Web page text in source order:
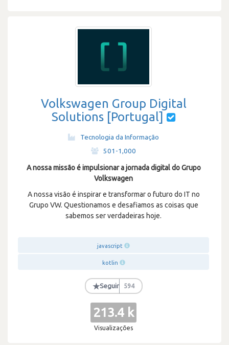
Volkswagen Group Digital
Solutions [Portugal]
Tecnologia da Informação
501-1,000
A nossa missão é impulsionar a jornada digital do Grupo
Volkswagen
A nossa visão é inspirar e transformar o futuro do IT no
Grupo VW. Questionamos e desafiamos as coisas que
sabemos ser verdadeiras hoje.
javascript
kotlin
★Seguir 594
213.4 k
Visualizações